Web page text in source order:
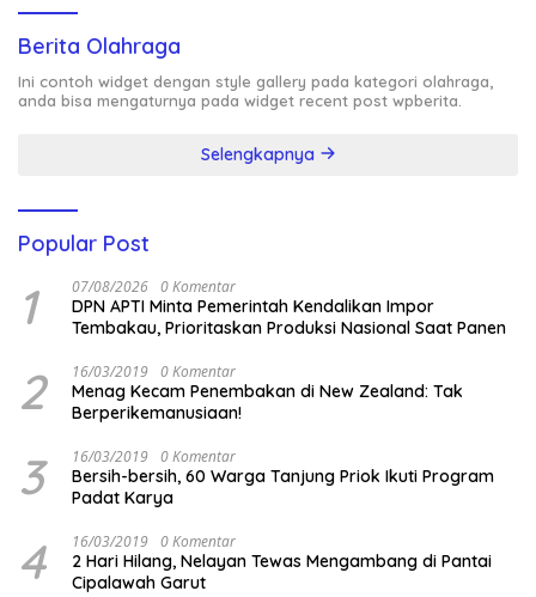
Berita Olahraga
Ini contoh widget dengan style gallery pada kategori olahraga,
anda bisa mengaturnya pada widget recent post wpberita.
Selengkapnya
Popular Post
1 07/08/2026 0 Komentar
DPN APTI Minta Pemerintah Kendalikan Impor
Tembakau, Prioritaskan Produksi Nasional Saat Panen
2 16/03/2019 0 Komentar
Menag Kecam Penembakan di New Zealand: Tak
Berperikemanusiaan!
3 16/03/2019 0 Komentar
Bersih-bersih, 60 Warga Tanjung Priok Ikuti Program
Padat Karya
4 16/03/2019 0 Komentar
2 Hari Hilang, Nelayan Tewas Mengambang di Pantai
Cipalawah Garut